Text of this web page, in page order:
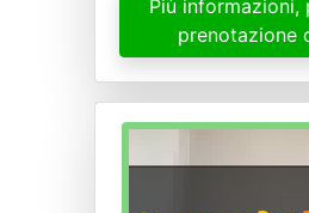
Più informazioni,
prenotazione